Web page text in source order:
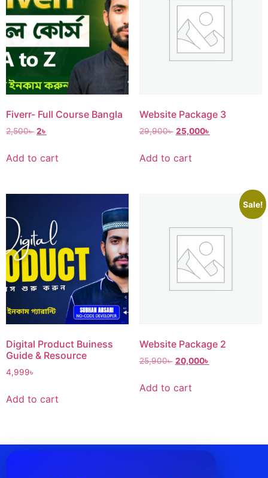
Fiverr- Full Course Bangla
2,500৳ 2৳
Add to cart
Website Package 3
29,900৳ 25,000৳
Add to cart
Digital Product Buiness
Guide & Resource
4,999৳
Add to cart
Sale!
Website Package 2
25,900৳ 20,000৳
Add to cart